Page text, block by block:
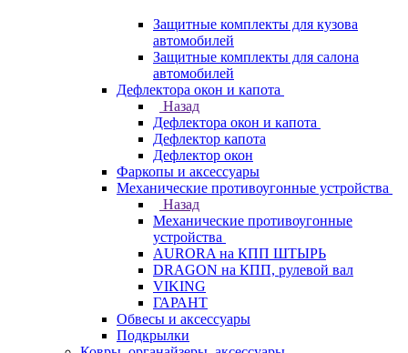
Защитные комплекты для кузова
автомобилей
Защитные комплекты для салона
автомобилей
Дефлектора окон и капота
Назад
Дефлектора окон и капота
Дефлектор капота
Дефлектор окон
Фаркопы и аксессуары
Механические противоугонные устройства
Назад
Механические противоугонные
устройства
AURORA на КПП ШТЫРЬ
DRAGON на КПП, рулевой вал
VIKING
ГАРАНТ
Обвесы и аксессуары
Подкрылки